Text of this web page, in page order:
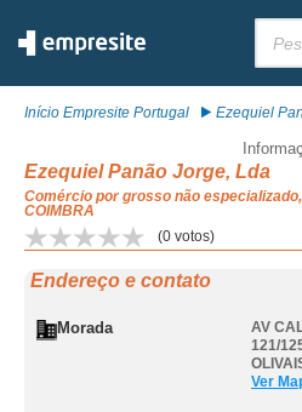
Início Empresite Portugal Ezequiel
Ezequiel Panão Jorge, Lda
Comércio por grosso não especializado,
COIMBRA
(0 votos)
Endereço e contato
Morada
AV
121/
Ver